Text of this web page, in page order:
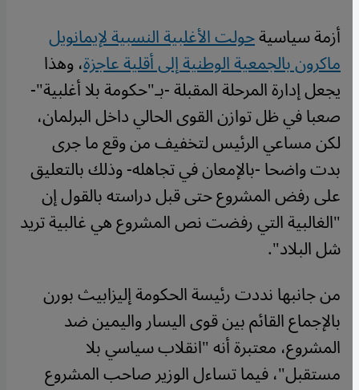
أزمة سياسيةحولت الأغلبية النسبية لإيمانويل
ماكرون بالجمعية الوطنية إلى أقلية عاجزة، وهذا
يجعل إدارة المرحلة المقبلة -بـ"حكومة بلا أغلبية"-
صعبا في ظل توازن القوى الحالي داخل البرلمان،
لكن مساعي الرئيس لتخفيف من وقع ما جرى
بدت واضحا -بالإمعان في تجاهله- وذلك بالتعليق
على رفض المشروع حتى قبل دراسته بالقول إن
"الغالبية التي رفضت نص المشروع هي غالبية تريد
شل البلاد".
من جانبها نددت رئيسة الحكومة إليزابيث بورن
بالإجماع القائم بين قوى اليسار واليمين ضد
المشروع، معتبرة أنه "انقلاب سياسي بلا
مستقبل"، فيما تساءل الوزير صاحب المشروع